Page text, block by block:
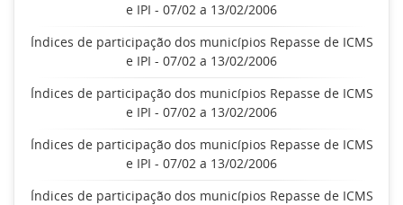
e IPI - 07/02 a 13/02/2006
Índices de participação dos municípios Repasse de ICMS
e IPI - 07/02 a 13/02/2006
Índices de participação dos municípios Repasse de ICMS
e IPI - 07/02 a 13/02/2006
Índices de participação dos municípios Repasse de ICMS
e IPI - 07/02 a 13/02/2006
Índices de participação dos municípios Repasse de ICMS